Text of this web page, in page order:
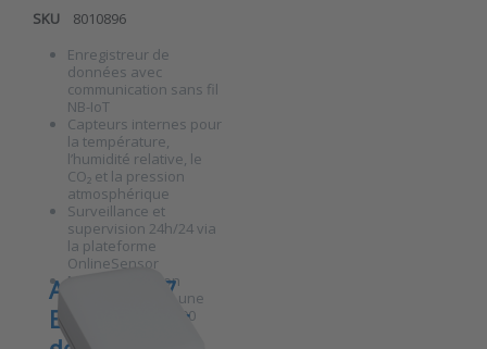
SKU
8010896
Enregistreur de
données avec
communication sans fil
NB-IoT
Capteurs internes pour
la température,
l’humidité relative, le
CO₂ et la pression
atmosphérique
Surveillance et
supervision 24h/24 via
la plateforme
OnlineSensor
Mémoire tampon
intelligente avec une
capacité de 100 000
Press ENTER
for more
options to
ANB-TRCP v7
Enregistreur
de données
NB-IoT –
Capteur
intelligent de
climat
intérieur
température,
l’humidité et
le CO2
ANB-P07 v7
Enregistreur